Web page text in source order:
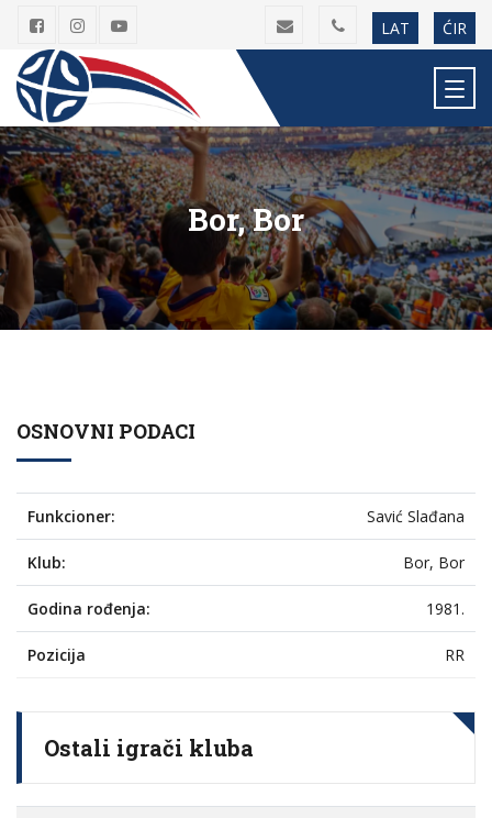
LAT ĆIR
Bor, Bor
OSNOVNI PODACI
Funkcioner: Savić Slađana
Klub: Bor, Bor
Godina rođenja: 1981.
Pozicija RR
Ostali igrači kluba